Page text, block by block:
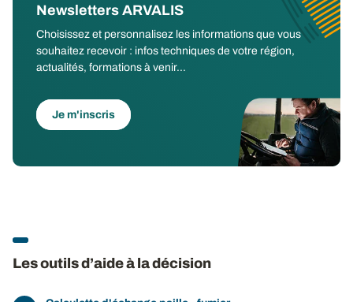
Newsletters ARVALIS
Choisissez et personnalisez les informations que vous
souhaitez recevoir : infos techniques de votre région,
actualités, formations à venir...
Je m'inscris
Les outils d’aide à la décision